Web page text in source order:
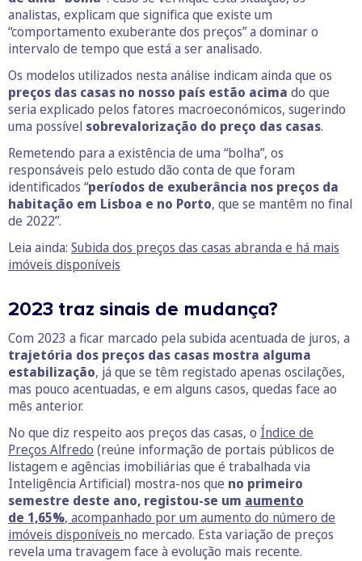
analistas, explicam que significa que existe um
“comportamento exuberante dos preços” a dominar o
intervalo de tempo que está a ser analisado.
Os modelos utilizados nesta análise indicam ainda que os
preços das casas no nosso país estão acima do que
seria explicado pelos fatores macroeconómicos, sugerindo
uma possível sobrevalorização do preço das casas.
Remetendo para a existência de uma “bolha”, os
responsáveis pelo estudo dão conta de que foram
identificados “períodos de exuberância nos preços da
habitação em Lisboa e no Porto, que se mantêm no final
de 2022”.
Leia ainda: Subida dos preços das casas abranda e há mais
imóveis disponíveis
2023 traz sinais de mudança?
Com 2023 a ficar marcado pela subida acentuada de juros, a
trajetória dos preços das casas mostra alguma
estabilização, já que se têm registado apenas oscilações,
mas pouco acentuadas, e em alguns casos, quedas face ao
mês anterior.
No que diz respeito aos preços das casas, o Índice de
Preços Alfredo (reúne informação de portais públicos de
listagem e agências imobiliárias que é trabalhada via
Inteligência Artificial) mostra-nos que no primeiro
semestre deste ano, registou-se um aumento
de 1,65%, acompanhado por um aumento do número de
imóveis disponíveis no mercado. Esta variação de preços
revela uma travagem face à evolução mais recente.